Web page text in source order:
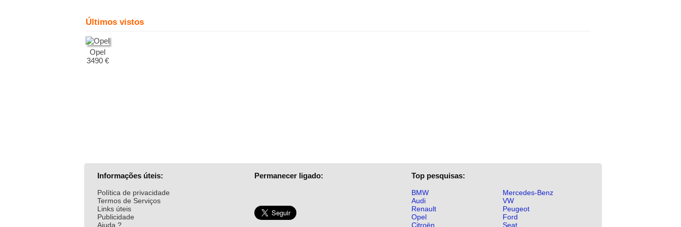
Últimos vistos
Opel
3490 €
Informações úteis:
Política de privacidade
Termos de Serviços
Links úteis
Publicidade
Ajuda ?
Permanecer ligado: Top pesquisas:
BMW
Mercedes-Benz
Audi
VW
Renault
Peugeot
Opel
Ford
Citroën
Seat